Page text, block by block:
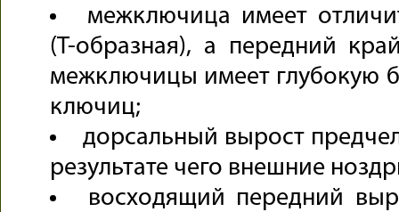
межключица имеет
(Т-образная), а передний
межключицы имеет глубокую
ключиц;
дорсальный вырост
результате чего внешние
восходящий передний